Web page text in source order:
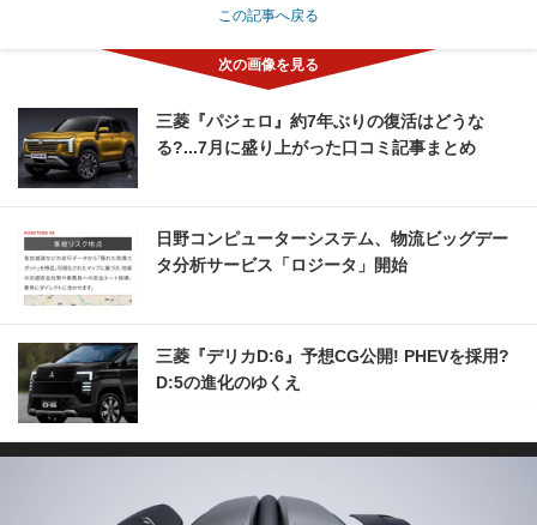
この記事へ戻る
三菱『パジェロ』約7年ぶりの復活はどうな
る?...7月に盛り上がった口コミ記事まとめ
日野コンピューターシステム、物流ビッグデー
タ分析サービス「ロジータ」開始
三菱『デリカD:6』予想CG公開! PHEVを採用?
D:5の進化のゆくえ